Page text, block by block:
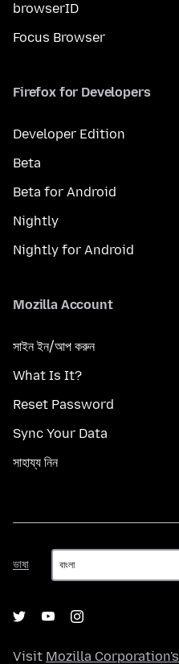
browserID
Focus Browser
Firefox for Developers
Developer Edition
Beta
Beta for Android
Nightly
Nightly for Android
Mozilla Account
সাইন ইন/আপ করুন
What Is It?
Reset Password
Sync Your Data
সাহায্য নিন
ভাষা
ভাষা
Visit Mozilla Corporation's